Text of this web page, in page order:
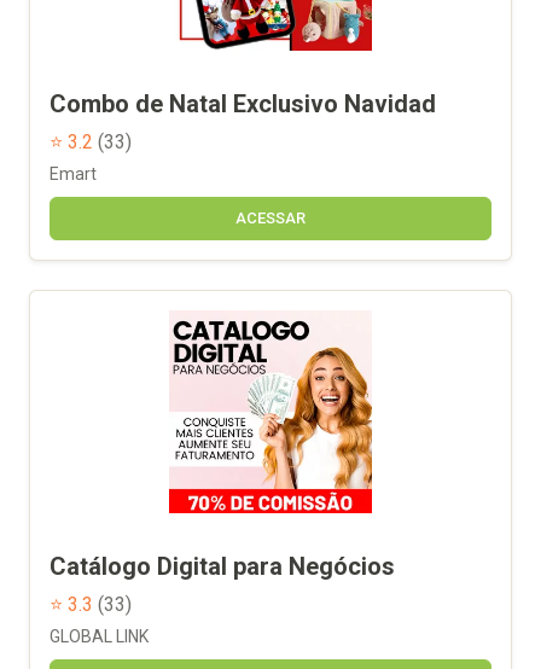
Combo de Natal Exclusivo Navidad
⭐ 3.2 (33)
Emart
ACESSAR
Catálogo Digital para Negócios
⭐ 3.3 (33)
GLOBAL LINK